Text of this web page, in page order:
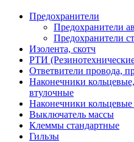
Предохранители
Предохранители
Предохранители
Изолента, скотч
РТИ
Ответвители провода,
Наконечники
втулочные
Наконечники
Выключатель массы
Клеммы стандартные
Гильзы